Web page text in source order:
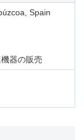
Spain
器の販売